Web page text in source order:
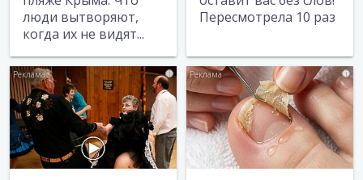
люди вытворяют,
когда их не видят...
Пересмотрела 10 раз
i i